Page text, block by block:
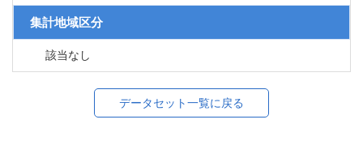
集計地域区分
該当なし
データセット一覧に戻る